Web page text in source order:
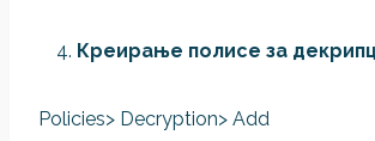
Креирање полисе за
Policies> Decryption> Add